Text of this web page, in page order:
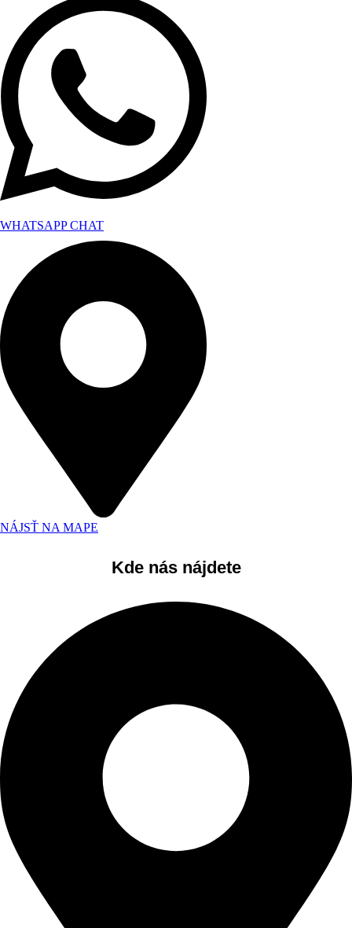
WHATSAPP CHAT
NÁJSŤ NA MAPE
Kde nás nájdete